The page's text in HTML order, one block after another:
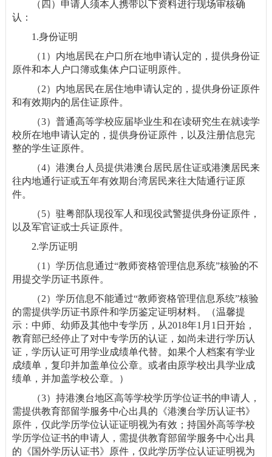
（四）申请人须本人携带以下资料进行现场审核确
认：
1.身份证明
（1）内地居民在户口所在地申请认定的，提供身份证
原件和本人户口簿或集体户口证明原件。
（2）内地居民在居住地申请认定的，提供身份证原件
和有效期内的居住证原件。
（3）普通高等学校应届毕业生和在读研究生在就读学
校所在地申请认定的，提供身份证原件，以及注册信息完
整的学生证原件。
（4）港澳台人员提供港澳台居民居住证或港澳居民来
往内地通行证或五年有效期台湾居民来往大陆通行证原
件。
（5）驻粤部队现役军人和现役武警提供身份证原件，
以及军官证或士兵证原件。
2.学历证明
（1）学历信息通过“教师资格管理信息系统”核验的不
用提交学历证书原件。
（2）学历信息不能通过“教师资格管理信息系统”核验
的需提供学历证书原件和学历鉴定证明材料。（温馨提
示：中师、幼师及其他中专学历，从2018年1月1日开始，
教育部已经停止了对中专学历的认证，如尚未进行学历认
证，学历认证可用学业成绩单代替。如果个人档案有学业
成绩单，复印并加盖单位公章。或者由原学校出具学业成
绩单，并加盖学校公章。）
（3）持港澳台地区高等学校学历学位证书的申请人，
需提供教育部留学服务中心出具的《港澳台学历认证书》
原件，仅此学历学位认证证明视为有效；持国外高等学校
学历学位证书的申请人，需提供教育部留学服务中心出具
的《国外学历认证书》原件，仅此学历学位认证证明视为